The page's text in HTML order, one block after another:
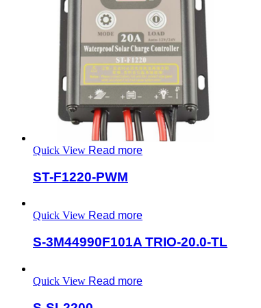
Quick View Read more
ST-F1220-PWM
Quick View Read more
S-3M44990F101A TRIO-20.0-TL
Quick View Read more